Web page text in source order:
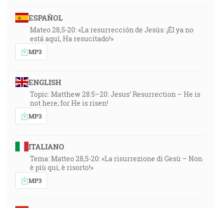
ESPAÑOL
Mateo 28,5-20: «La resurrección de Jesús: ¡Él ya no
está aquí, Ha resucitado!»
MP3
ENGLISH
Topic: Matthew 28:5–20: Jesus’ Resurrection – He is
not here; for He is risen!
MP3
ITALIANO
Tema: Matteo 28,5-20: «La risurrezione di Gesù – Non
è più qui, è risorto!»
MP3